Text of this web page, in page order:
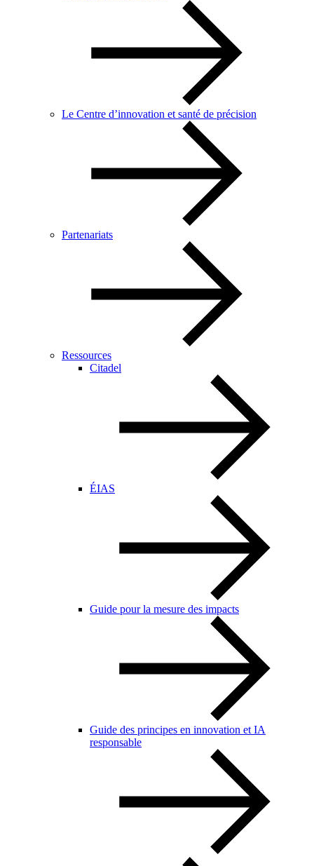
Le Centre d’innovation et santé de précision
Partenariats
Ressources
Citadel
ÉIAS
Guide pour la mesure des impacts
Guide des principes en innovation et IA
responsable